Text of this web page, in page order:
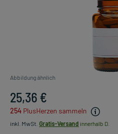
Abbildung ähnlich
25,36 €
254 PlusHerzen sammeln
inkl. MwSt. Gratis-Versand innerhalb D.